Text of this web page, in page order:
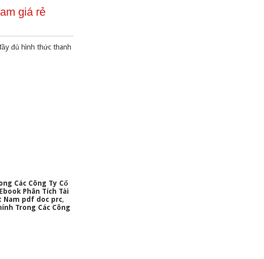
giá rẻ
đủ hình thức thanh
Các Công Ty Cổ
Phân Tích Tài
Nam pdf doc prc,
Trong Các Công